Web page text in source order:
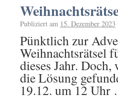
Publiziert am 15. Dezember 2023
Pünktlich zur
Weihnachtsrätsel
dieses Jahr.
die Lösung
19.12. um 12